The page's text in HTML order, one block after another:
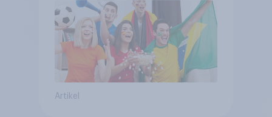
Artikel